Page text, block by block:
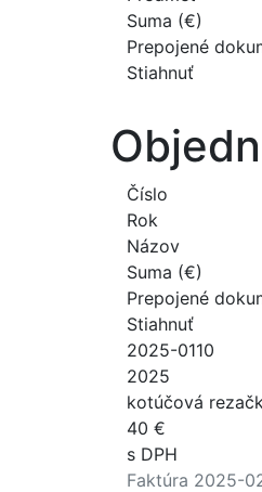
Suma (€)
Prepojené
Stiahnuť
Číslo
Rok
Názov
Suma (€)
Prepojené
Stiahnuť
2025-0110
2025
kotúčová
40 €
s DPH
Faktúra 2025-